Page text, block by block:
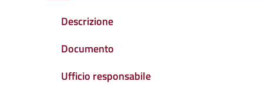
Descrizione
Documento
Ufficio responsabile